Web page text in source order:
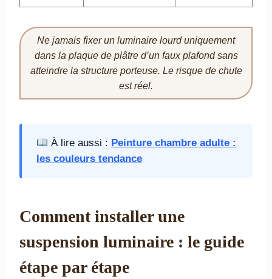
Ne jamais fixer un luminaire lourd uniquement
dans la plaque de plâtre d’un faux plafond sans
atteindre la structure porteuse. Le risque de chute
est réel.
À lire aussi : Peinture chambre adulte :
les couleurs tendance
Comment installer une
suspension luminaire : le guide
étape par étape